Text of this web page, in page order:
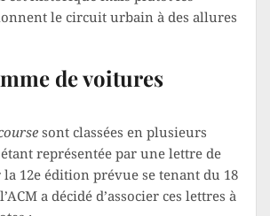
le circuit urbain à des allures
de voitures
sont classées en plusieurs
représentée par une lettre de
la 12e édition prévue se tenant du 18
a décidé d’associer ces lettres à